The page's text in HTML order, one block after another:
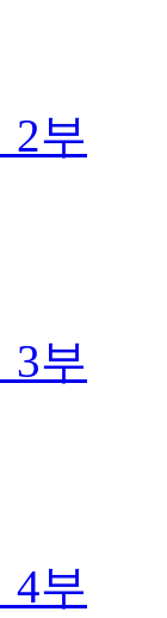
2부
3부
4부